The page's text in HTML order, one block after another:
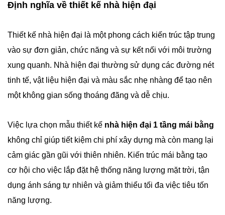
Định nghĩa về thiết kế nhà hiện đại
Thiết kế nhà hiện đại là một phong cách kiến trúc tập trung
vào sự đơn giản, chức năng và sự kết nối với môi trường
xung quanh. Nhà hiện đại thường sử dụng các đường nét
tinh tế, vật liệu hiện đại và màu sắc nhẹ nhàng để tạo nên
một không gian sống thoáng đãng và dễ chịu.
Việc lựa chọn mẫu thiết kế nhà hiện đại 1 tầng mái bằng
không chỉ giúp tiết kiệm chi phí xây dựng mà còn mang lại
cảm giác gần gũi với thiên nhiên. Kiến trúc mái bằng tạo
cơ hội cho việc lắp đặt hệ thống năng lượng mặt trời, tận
dụng ánh sáng tự nhiên và giảm thiểu tối đa việc tiêu tốn
năng lượng.